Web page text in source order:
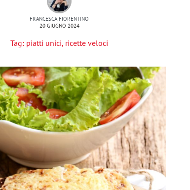
FRANCESCA FIORENTINO
20 GIUGNO 2024
Tag: piatti unici, ricette veloci